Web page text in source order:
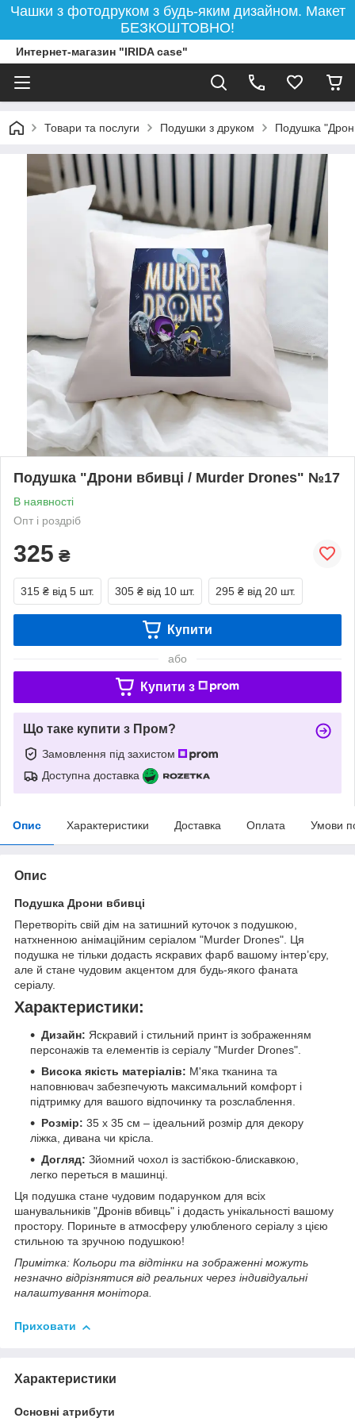
Чашки з фотодруком з будь-яким дизайном. Макет
БЕЗКОШТОВНО!
Интернет-магазин "IRIDA case"
Товари та послуги Подушки з друком Подушка
Подушка "Дрони вбивці / Murder Drones" №17
В наявності
Опт і роздріб
325 ₴
315 ₴ від 5 шт. 305 ₴ від 10 шт. 295 ₴ від 20 шт.
Купити
або
Купити з
Що таке купити з Пром?
Замовлення під захистом
Доступна доставка
Опис Характеристики Доставка Оплата Умови
Опис
Подушка Дрони вбивці
Перетворіть свій дім на затишний куточок з подушкою,
натхненною анімаційним серіалом "Murder Drones". Ця
подушка не тільки додасть яскравих фарб вашому інтер’єру,
але й стане чудовим акцентом для будь-якого фаната
серіалу.
Характеристики:
Дизайн: Яскравий і стильний принт із зображенням
персонажів та елементів із серіалу "Murder Drones".
Висока якість матеріалів: М'яка тканина та
наповнювач забезпечують максимальний комфорт і
підтримку для вашого відпочинку та розслаблення.
Розмір: 35 x 35 см – ідеальний розмір для декору
ліжка, дивана чи крісла.
Догляд: Зйомний чохол із застібкою-блискавкою,
легко переться в машинці.
Ця подушка стане чудовим подарунком для всіх
шанувальників "Дронів вбивць" і додасть унікальності вашому
простору. Пориньте в атмосферу улюбленого серіалу з цією
стильною та зручною подушкою!
Примітка: Кольори та відтінки на зображенні можуть
незначно відрізнятися від реальних через індивідуальні
налаштування монітора.
Приховати
Характеристики
Основні атрибути